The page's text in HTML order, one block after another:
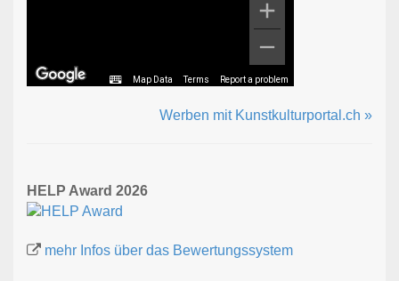
Map Data Terms Report a problem
Werben mit Kunstkulturportal.ch »
HELP Award 2026
mehr Infos über das Bewertungssystem